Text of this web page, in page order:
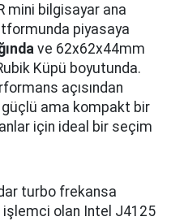
mini bilgisayar ana
piyasaya
ve 62x62x44mm
Küpü boyutunda.
açısından
ama kompakt bir
için ideal bir seçim
turbo frekansa
olan Intel J4125